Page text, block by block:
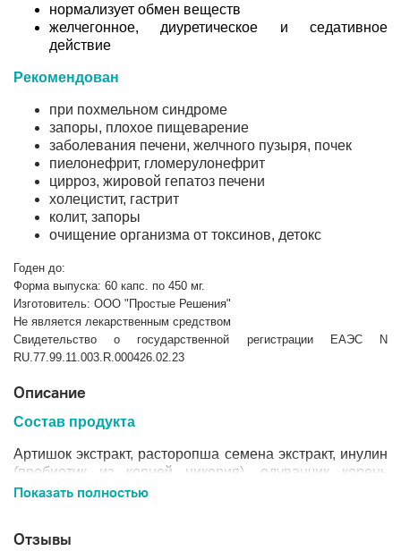
нормализует обмен веществ
желчегонное, диуретическое и седативное
действие
Рекомендован
при похмельном синдроме
запоры, плохое пищеварение
заболевания печени, желчного пузыря, почек
пиелонефрит, гломерулонефрит
цирроз, жировой гепатоз печени
холецистит, гастрит
колит, запоры
очищение организма от токсинов, детокс
Годен до:
Форма выпуска: 60 капс. по 450 мг.
Изготовитель: ООО "Простые Решения"
Не является лекарственным средством
Свидетельство о государственной регистрации ЕАЭС N
RU.77.99.11.003.R.000426.02.23
Описание
Состав продукта
Артишок экстракт, расторопша семена экстракт, инулин
(пребиотик из корней цикория), одуванчик корень
экстракт, имбирь корень экстракт, витамин С (L-
Основные компоненты
Показать полностью
Отзывы